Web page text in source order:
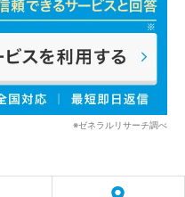
※ゼネラルリサーチ調べ